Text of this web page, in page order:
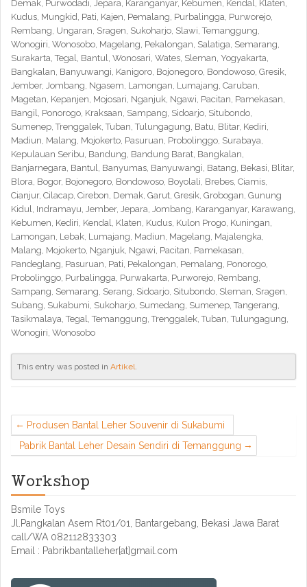
Demak, Purwodadi, Jepara, Karanganyar, Kebumen, Kendal, Klaten,
Kudus, Mungkid, Pati, Kajen, Pemalang, Purbalingga, Purworejo,
Rembang, Ungaran, Sragen, Sukoharjo, Slawi, Temanggung,
Wonogiri, Wonosobo, Magelang, Pekalongan, Salatiga, Semarang,
Surakarta, Tegal, Bantul, Wonosari, Wates, Sleman, Yogyakarta,
Bangkalan, Banyuwangi, Kanigoro, Bojonegoro, Bondowoso, Gresik,
Jember, Jombang, Ngasem, Lamongan, Lumajang, Caruban,
Magetan, Kepanjen, Mojosari, Nganjuk, Ngawi, Pacitan, Pamekasan,
Bangil, Ponorogo, Kraksaan, Sampang, Sidoarjo, Situbondo,
Sumenep, Trenggalek, Tuban, Tulungagung, Batu, Blitar, Kediri,
Madiun, Malang, Mojokerto, Pasuruan, Probolinggo, Surabaya,
Kepulauan Seribu, Bandung, Bandung Barat, Bangkalan,
Banjarnegara, Bantul, Banyumas, Banyuwangi, Batang, Bekasi, Blitar,
Blora, Bogor, Bojonegoro, Bondowoso, Boyolali, Brebes, Ciamis,
Cianjur, Cilacap, Cirebon, Demak, Garut, Gresik, Grobogan, Gunung
Kidul, Indramayu, Jember, Jepara, Jombang, Karanganyar, Karawang,
Kebumen, Kediri, Kendal, Klaten, Kudus, Kulon Progo, Kuningan,
Lamongan, Lebak, Lumajang, Madiun, Magelang, Majalengka,
Malang, Mojokerto, Nganjuk, Ngawi, Pacitan, Pamekasan,
Pandeglang, Pasuruan, Pati, Pekalongan, Pemalang, Ponorogo,
Probolinggo, Purbalingga, Purwakarta, Purworejo, Rembang,
Sampang, Semarang, Serang, Sidoarjo, Situbondo, Sleman, Sragen,
Subang, Sukabumi, Sukoharjo, Sumedang, Sumenep, Tangerang,
Tasikmalaya, Tegal, Temanggung, Trenggalek, Tuban, Tulungagung,
Wonogiri, Wonosobo
This entry was posted in Artikel.
Produsen Bantal Leher Souvenir di Sukabumi
Pabrik Bantal Leher Desain Sendiri di Temanggung
Workshop
Bsmile Toys
Jl.Pangkalan Asem Rt01/01, Bantargebang, Bekasi Jawa Barat
call/WA 082112833303
Email : Pabrikbantalleher[at]gmail.com